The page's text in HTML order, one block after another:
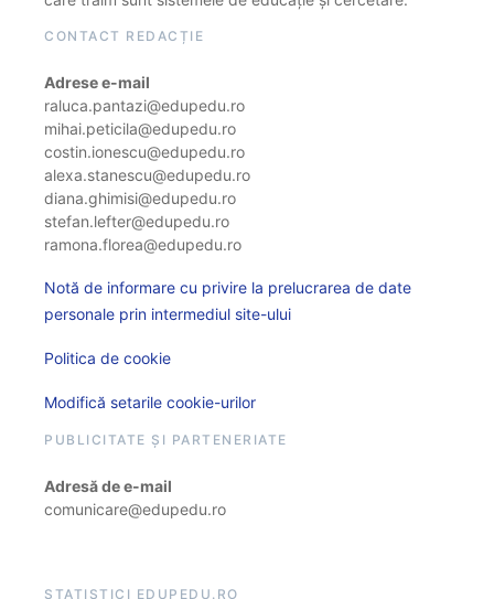
CONTACT REDACȚIE
Adrese e-mail
raluca.pantazi@edupedu.ro
mihai.peticila@edupedu.ro
costin.ionescu@edupedu.ro
alexa.stanescu@edupedu.ro
diana.ghimisi@edupedu.ro
stefan.lefter@edupedu.ro
ramona.florea@edupedu.ro
Notă de informare cu privire la prelucrarea de date
personale prin intermediul site-ului
Politica de cookie
Modifică setarile cookie-urilor
PUBLICITATE ȘI PARTENERIATE
Adresă de e-mail
comunicare@edupedu.ro
STATISTICI EDUPEDU.RO